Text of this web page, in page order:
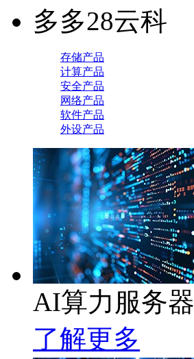
多多28云科
存储产品
计算产品
安全产品
网络产品
软件产品
外设产品
AI算力服务器
了解更多